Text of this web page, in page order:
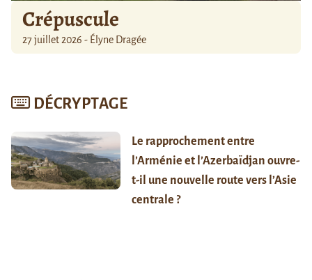
Crépuscule
27 juillet 2026 - Élyne Dragée
DÉCRYPTAGE
Le rapprochement entre
l’Arménie et l’Azerbaïdjan ouvre-
t-il une nouvelle route vers l’Asie
centrale ?